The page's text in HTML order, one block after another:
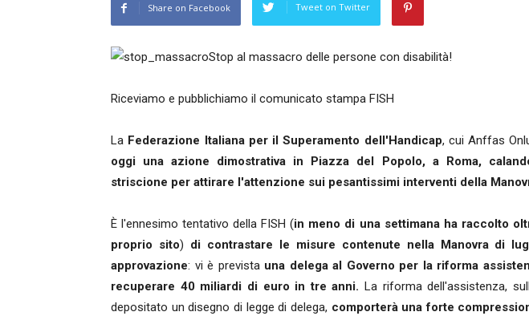
Share on Facebook Tweet on Twitter
Stop al massacro delle persone con disabilità!
Riceviamo e pubblichiamo il comunicato stampa FISH
La Federazione Italiana per il Superamento dell'Handicap, cui Anffas
oggi una azione dimostrativa in Piazza del Popolo, a Roma,
striscione per attirare l'attenzione sui pesantissimi interventi della
È l'ennesimo tentativo della FISH (in meno di una settimana ha raccolto
proprio sito) di contrastare le misure contenute nella Manovra di
approvazione: vi è prevista una delega al Governo per la riforma
recuperare 40 miliardi di euro in tre anni. La riforma dell'assistenza,
depositato un disegno di legge di delega, comporterà una forte